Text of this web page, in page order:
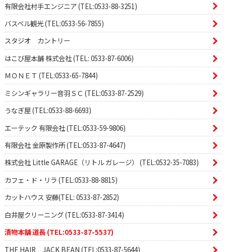
有限会社村手エンジニア (TEL:0533-88-3251)
バスベル観光 (TEL:0533-56-7855)
スタジオ カントリー
はこび屋本舗 株式会社 (TEL: 0533-87-6006)
ＭＯＮＥＴ (TEL:0533-65-7844)
ミシンギャラリー音羽ＳＣ (TEL:0533-87-2529)
うなぎ屋 (TEL:0533-88-6693)
エーテック 有限会社 (TEL:0533-59-9806)
有限会社 金原製作所 (TEL:0533-87-4647)
株式会社 Little GARAGE（リトル ガレージ） (TEL:0532-35-7083)
カフェ・ド・リラ (TEL:0533-88-8815)
カットハウス 安藤(TEL: 0533-87-2852)
白井屋クリーニング (TEL:0533-87-3414)
漬物本舗 道長 (TEL:0533-87-5537)
THE HAIR JACK BEAN (TEL:0533-87-5644)